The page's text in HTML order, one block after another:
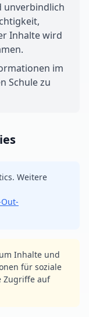
unverbindlich
Inhalte wird
im
Schule zu
Weitere
Inhalte und
für soziale
Zugriffe auf